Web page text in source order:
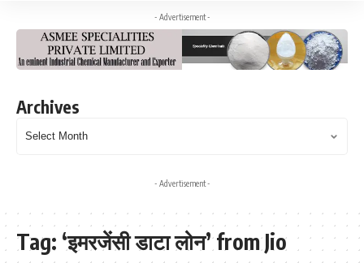
- Advertisement -
Archives
- Advertisement -
Tag: ‘इमरजेंसी डाटा लोन’ from Jio